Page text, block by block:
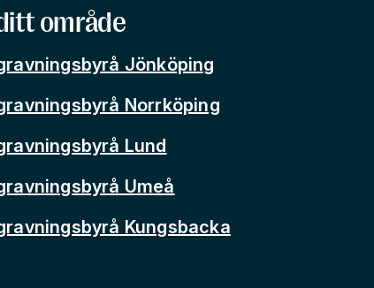
område
Jönköping
Norrköping
Lund
Umeå
Kungsbacka